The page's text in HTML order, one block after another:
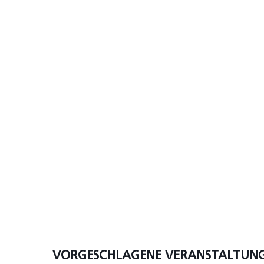
VORGESCHLAGENE